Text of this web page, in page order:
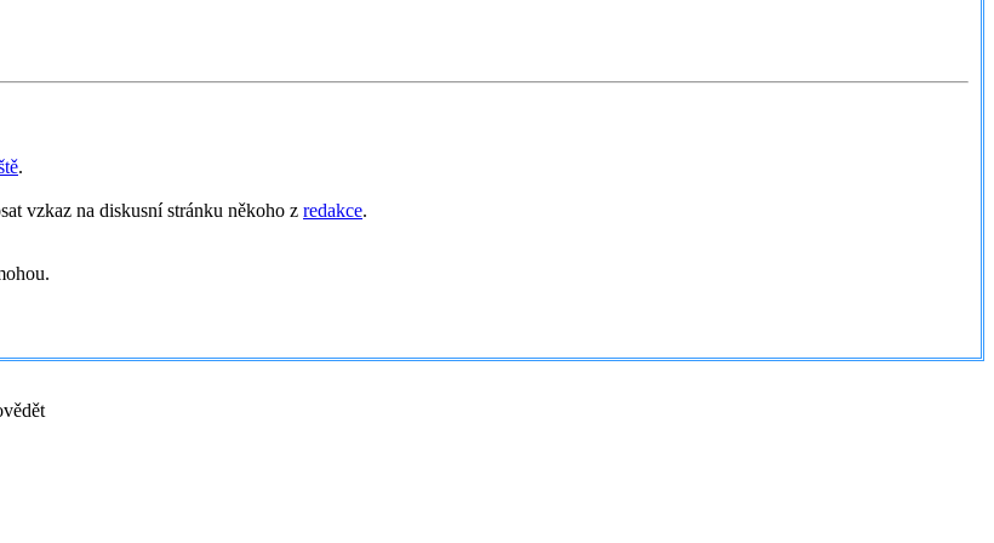
.
vzkaz na diskusní stránku někoho z redakce.